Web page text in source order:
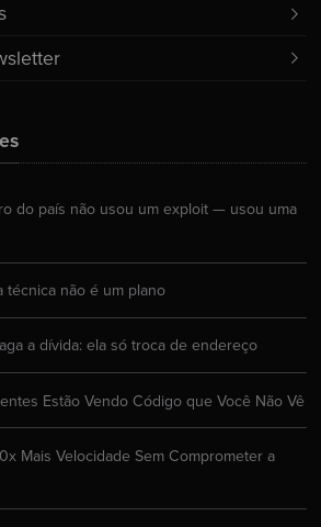
do país não usou um exploit — usou uma
técnica não é um plano
a dívida: ela só troca de endereço
Estão Vendo Código que Você Não Vê
Mais Velocidade Sem Comprometer a